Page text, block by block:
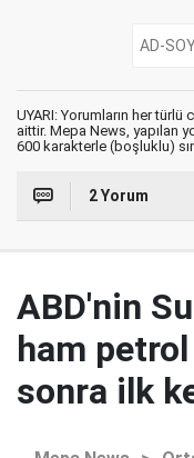
UYARI: Yorumların her
aittir. Mepa News, yapılan
600 karakterle (boşluklu)
2 Yorum
ABD'nin
ham petrol
sonra ilk